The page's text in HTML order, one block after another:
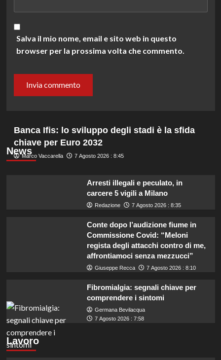
Salva il mio nome, email e sito web in questo
browser per la prossima volta che commento.
News
Banca Ifis: lo sviluppo degli stadi è la sfida
chiave per Euro 2032
Marco Vaccarella 7 Agosto 2026 : 8:45
Arresti illegali e peculato, in
carcere 5 vigili a Milano
Redazione 7 Agosto 2026 : 8:35
Conte dopo l’audizione fiume in
Commissione Covid: “Meloni
regista degli attacchi contro di me,
affrontiamoci senza mezzucci”
Giuseppe Recca 7 Agosto 2026 : 8:10
Fibromialgia: segnali chiave per
comprendere i sintomi
Germana Bevilacqua
7 Agosto 2026 : 7:58
Lavoro